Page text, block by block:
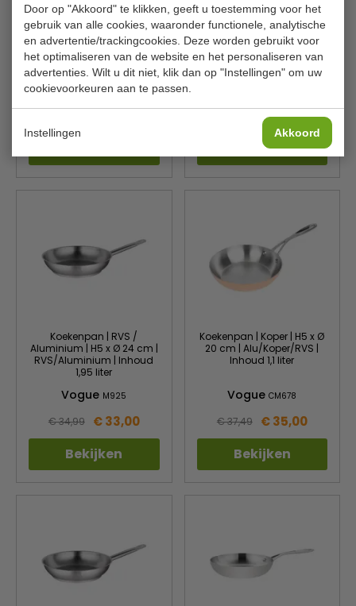
Door op "Akkoord" te klikken, geeft u toestemming voor het
gebruik van alle cookies, waaronder functionele, analytische
en advertentie/trackingcookies. Deze worden gebruikt voor
het optimaliseren van de website en het personaliseren van
advertenties. Wilt u dit niet, klik dan op "Instellingen" om uw
cookievoorkeuren aan te passen.
Instellingen Akkoord
Koekenpan | Alle
Warmtebronnen | Ø 28 cm
| Inhoud 3,1 liter
CombiSteel7501.0100
Koekenpan | Ø 28 cm
| Antikleef | 4-Lagen
€ 31,00
Bekijken
Koekenpan | RVS /
Aluminium | H5 x Ø 24 cm |
RVS/Aluminium | Inhoud
1,95 liter
Vogue M925
€ 34,99 € 33,00
Bekijken
Koekenpan | Koper | H5 x Ø
20 cm | Alu/Koper/RVS |
Inhoud 1,1 liter
VogueCM678
€ 37,49 € 35,00
Bekijken